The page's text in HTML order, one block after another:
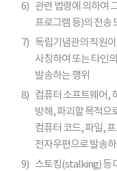
6) 관련 법령에 의하여
프로그램 등)의 전송
7) 독립기념관의 직원
사칭하여 또는 타인
발송하는 행위
8) 컴퓨터 소프트웨어,
방해, 파괴할 목적으
컴퓨터 코드, 파일,
전자우편으로 발송하
9) 스토킹(stalking) 등